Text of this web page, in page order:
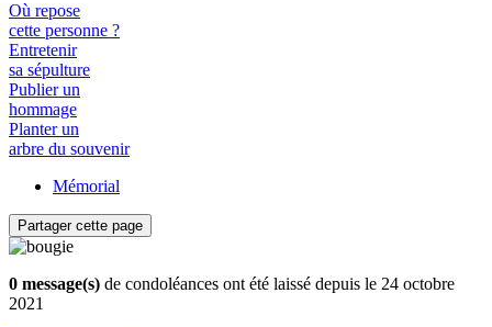
Où repose
cette personne ?
Entretenir
sa sépulture
Publier un
hommage
Planter un
arbre du souvenir
Mémorial
Partager cette page
0 message(s) de condoléances ont été laissé depuis le 24 octobre
2021